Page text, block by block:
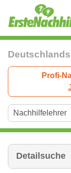
Profi-
Detailsuche